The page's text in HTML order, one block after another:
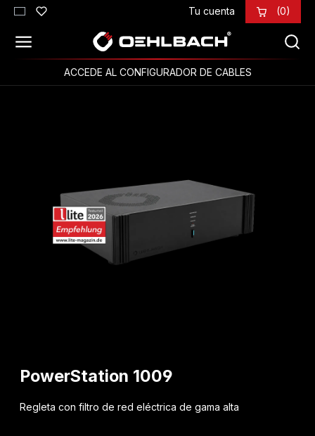
Saltar al contenido principal Tu cuenta (0)
ACCEDE AL CONFIGURADOR DE CABLES
PowerStation 1009
Regleta con filtro de red eléctrica de gama alta